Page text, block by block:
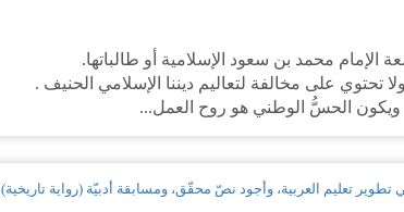
تعليم العربية، وأجود نصّ محقّق، ومسابقة أدبيّة (رواية تاريخية)